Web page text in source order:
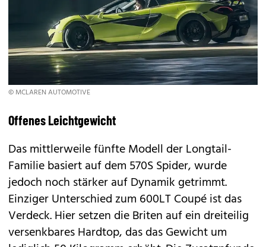
© MCLAREN AUTOMOTIVE
Offenes Leichtgewicht
Das mittlerweile fünfte Modell der Longtail-
Familie basiert auf dem 570S Spider, wurde
jedoch noch stärker auf Dynamik getrimmt.
Einziger Unterschied zum 600LT Coupé ist das
Verdeck. Hier setzen die Briten auf ein dreiteilig
versenkbares Hardtop, das das Gewicht um